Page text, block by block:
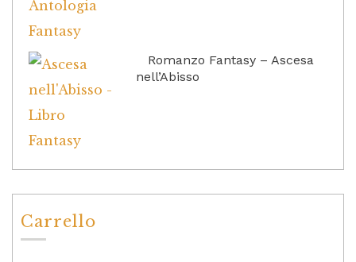
Romanzo Fantasy – Ascesa
nell’Abisso
Carrello